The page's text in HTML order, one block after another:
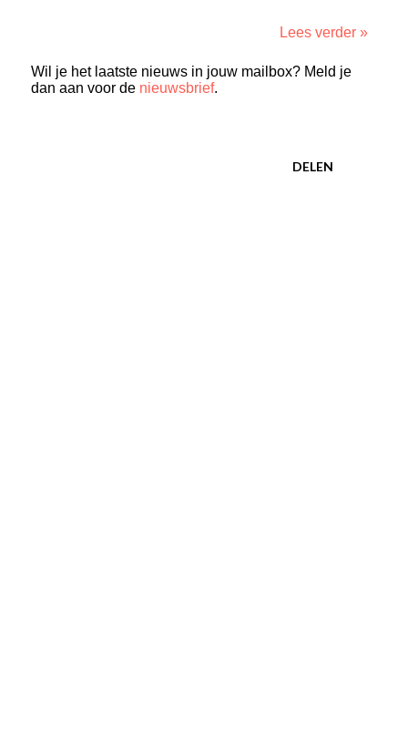
Lees verder »
Wil je het laatste nieuws in jouw mailbox? Meld je
dan aan voor de nieuwsbrief.
DELEN